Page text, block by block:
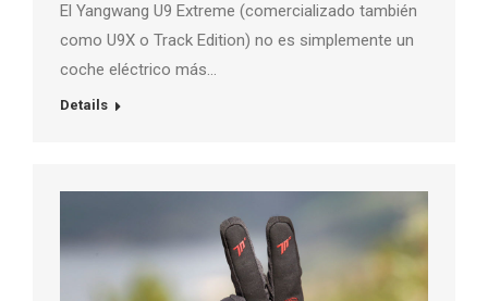
El Yangwang U9 Extreme (comercializado también
como U9X o Track Edition) no es simplemente un
coche eléctrico más…
Details